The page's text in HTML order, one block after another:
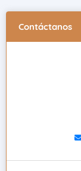
Contáctanos